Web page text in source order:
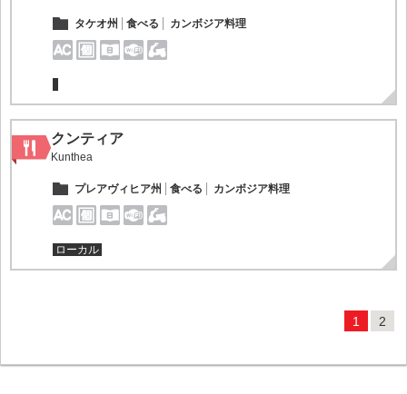
タケオ州 食べる カンボジア料理
クンティア
Kunthea
プレアヴィヒア州 食べる カンボジア料理
ローカル
1 2